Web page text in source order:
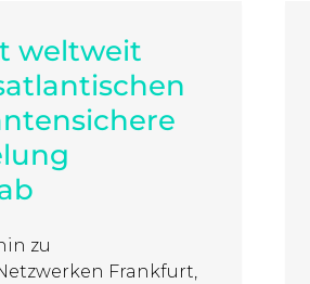
weltweit
zu
Frankfurt,